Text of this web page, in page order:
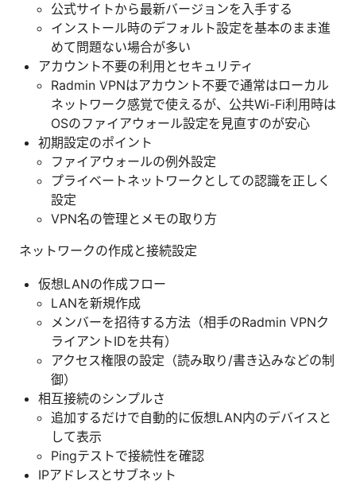
公式サイトから最新バージョンを入手する
インストール時のデフォルト設定を基本のまま進
めて問題ない場合が多い
アカウント不要の利用とセキュリティ
Radmin VPNはアカウント不要で通常はローカル
ネットワーク感覚で使えるが、公共Wi-Fi利用時は
OSのファイアウォール設定を見直すのが安心
初期設定のポイント
ファイアウォールの例外設定
プライベートネットワークとしての認識を正しく
設定
VPN名の管理とメモの取り方
ネットワークの作成と接続設定
仮想LANの作成フロー
LANを新規作成
メンバーを招待する方法（相手のRadmin VPNク
ライアントIDを共有）
アクセス権限の設定（読み取り/書き込みなどの制
御）
相互接続のシンプルさ
追加するだけで自動的に仮想LAN内のデバイスと
して表示
Pingテストで接続性を確認
IPアドレスとサブネット